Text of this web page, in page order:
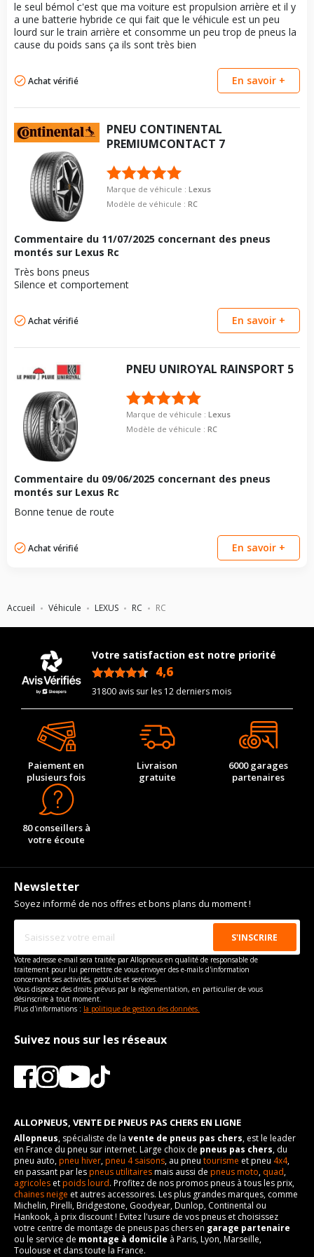
Accueil Véhicule LEXUS RC RC
le seul bémol c'est que ma voiture est propulsion arrière et il y
a une batterie hybride ce qui fait que le véhicule est un peu
lourd sur le train arrière et consomme un peu trop de pneus la
cause du poids sans ça ils sont très bien
Achat vérifié En savoir +
PNEU CONTINENTAL
PREMIUMCONTACT 7
Marque de véhicule :Lexus
Modèle de véhicule :RC
Commentaire du 11/07/2025 concernant des pneus
montés sur Lexus Rc
Très bons pneus
Silence et comportement
Achat vérifié En savoir +
PNEU UNIROYAL RAINSPORT 5
Marque de véhicule : Lexus
Modèle de véhicule : RC
Commentaire du 09/06/2025 concernant des pneus
montés sur Lexus Rc
Bonne tenue de route
Achat vérifié En savoir +
Votre satisfaction est notre priorité
4,6
31800 avis sur les 12 derniers mois
Paiement en
plusieurs fois
Livraison
gratuite
6000 garages
partenaires
80 conseillers à
votre écoute
Newsletter
Soyez informé de nos offres et bons plans du moment !
Votre adresse e-mail sera traitée par Allopneus en qualité de responsable de
traitement pour lui permettre de vous envoyer des e-mails d'information
concernant ses activités, produits et services.
Vous disposez des droits prévus par la règlementation, en particulier de vous
désinscrire à tout moment.
Plus d'informations : la politique de gestion des données.
Suivez nous sur les réseaux
ALLOPNEUS, VENTE DE PNEUS PAS CHERS EN LIGNE
Allopneus, spécialiste de la vente de pneus pas chers, est le leader
en France du pneu sur internet. Large choix de pneus pas chers, du
pneu auto,pneu hiver,pneu 4 saisons, au pneu tourisme et pneu 4x4,
en passant par lespneus utilitairesmais aussi de pneus moto, quad,
agricoles etpoids lourd. Profitez de nos promos pneus à tous les prix,
chaines neige et autres accessoires. Les plus grandes marques, comme
Michelin, Pirelli, Bridgestone, Goodyear, Dunlop, Continental ou
Hankook, à prix discount ! Evitez l'usure de vos pneus et choisissez
votre centre de montage de pneus pas chers en garage partenaire
ou le service de montage à domicile à Paris, Lyon, Marseille,
Toulouse et dans toute la France.